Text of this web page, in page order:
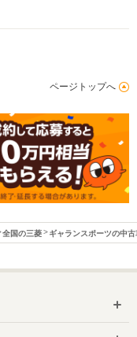
ページトップへ
全国の三菱 ギャランスポーツの中古